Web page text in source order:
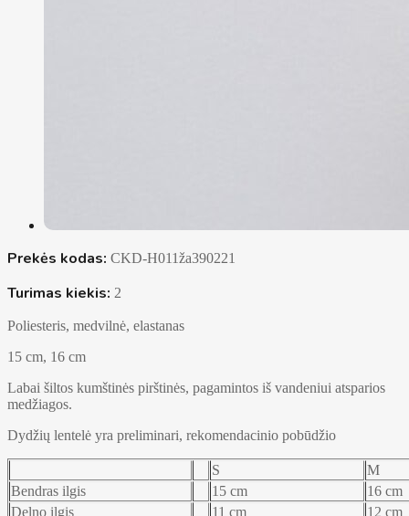
Prekės kodas: CKD-H011ža390221
Turimas kiekis: 2
Poliesteris, medvilnė, elastanas
15 cm, 16 cm
Labai šiltos kumštinės pirštinės, pagamintos iš vandeniui atsparios
medžiagos.
Dydžių lentelė yra preliminari, rekomendacinio pobūdžio
S
M
Bendras ilgis
15 cm
16 cm
Delno ilgis
11 cm 12 cm